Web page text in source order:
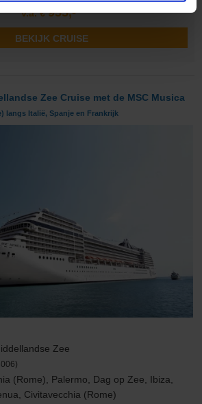
v.a. € 955,-
BEKIJK CRUISE
Zee Cruise met de MSC Musica
langs Italië, Spanje en Frankrijk
Zee
(Rome), Palermo, Dag op Zee, Ibiza,
Civitavecchia (Rome)